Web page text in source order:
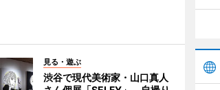
見る・遊ぶ
渋谷で現代美術家・山口真人